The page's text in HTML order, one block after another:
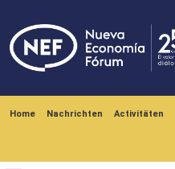
Home Nachrichten Activitäten